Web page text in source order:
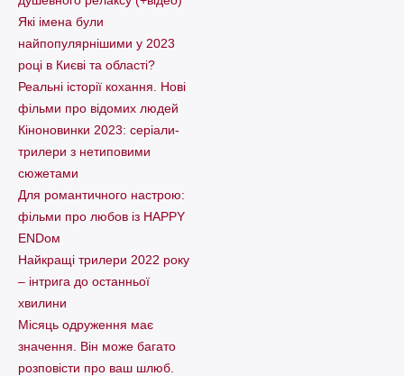
Які імена були
найпопулярнішими у 2023
році в Києві та області?
Реальні історії кохання. Нові
фільми про відомих людей
Кіноновинки 2023: серіали-
трилери з нетиповими
сюжетами
Для романтичного настрою:
фільми про любов із HAPPY
ENDом
Найкращі трилери 2022 року
– інтрига до останньої
хвилини
Місяць одруження має
значення. Він може багато
розповісти про ваш шлюб.